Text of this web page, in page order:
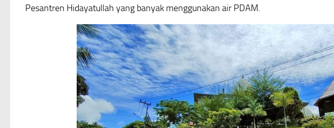
Pesantren Hidayatullah yang banyak menggunakan air PDAM.